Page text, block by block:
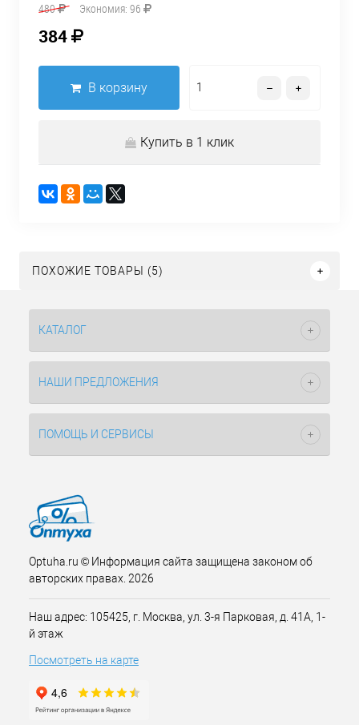
480 Экономия: 96
384
В корзину
Купить в 1 клик
ПОХОЖИЕ ТОВАРЫ (5)
КАТАЛОГ
НАШИ ПРЕДЛОЖЕНИЯ
ПОМОЩЬ И СЕРВИСЫ
Optuha.ru © Информация сайта защищена законом об
авторских правах. 2026
Наш адрес: 105425, г. Москва, ул. 3-я Парковая, д. 41А, 1-
й этаж
Посмотреть на карте